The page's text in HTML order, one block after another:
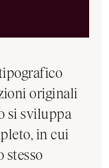
originali
si sviluppa
in cui
stesso